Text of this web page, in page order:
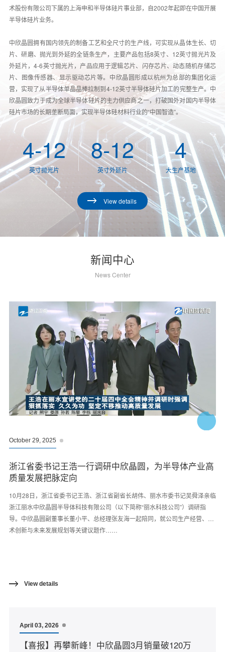
术股份有限公司下属的上海申和半导体硅片事业部，自2002年起即在中国开展
半导体硅片业务。
中欣晶圆拥有国内领先的制备工艺和全尺寸的生产线，可实现从晶体生长、切
片、研磨、抛光到外延的全链条生产，主要产品包括8英寸、12英寸抛光片及
外延片，4-6英寸抛光片，产品应用于逻辑芯片、闪存芯片、动态随机存储芯
片、图像传感器、显示驱动芯片等。 中欣晶圆形成以杭州为总部的集团化运
营，实现了从半导体单晶晶棒拉制到4-12英寸半导体硅片加工的完整生产。中
欣晶圆致力于成为全球半导体硅片的主力供应商之一，打破国外对国内半导体
硅片市场的长期垄断局面，实现半导体硅材料行业的“中国智造”。
4-12
英寸抛光片
8-12
英寸外延片
4
大生产基地
View details
新闻中心
News Center
October 29, 2025
浙江省委书记王浩一行调研中欣晶圆，为半导体产业高
质量发展把脉定向
10月28日，浙江省委书记王浩、浙江省副省长胡伟、丽水市委书记吴舜泽亲临
浙江丽水中欣晶圆半导体科技有限公司（以下简称“丽水科技公司”）调研指
导。中欣晶圆副董事长董小平、总经理张友海一起陪同，就公司生产经营、技
术创新与未来发展规划等关键议题作……
View details
April 03, 2026
【喜报】再攀新峰！中欣晶圆3月销量破120万